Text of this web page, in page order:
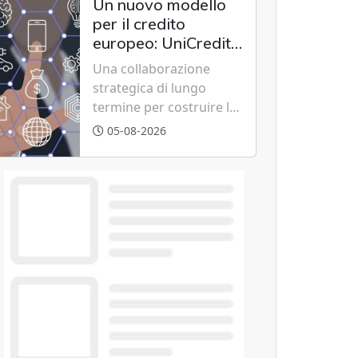
risparmi diretti in
bolletta, offrendo
un'alternativa ideale
soprattutto per chi vive
in appartamento nei
centri urbani.
Un nuovo modello
per il credito
europeo: UniCredit,
Accenture e IBM
scommettono
sull'innovazione
tecnologica
Una collaborazione
strategica di lungo
termine per costruire la
piattaforma bancaria di
05-08-2026